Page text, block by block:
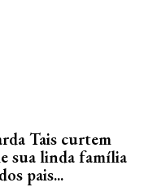
Tais curtem
sua linda família
pais...